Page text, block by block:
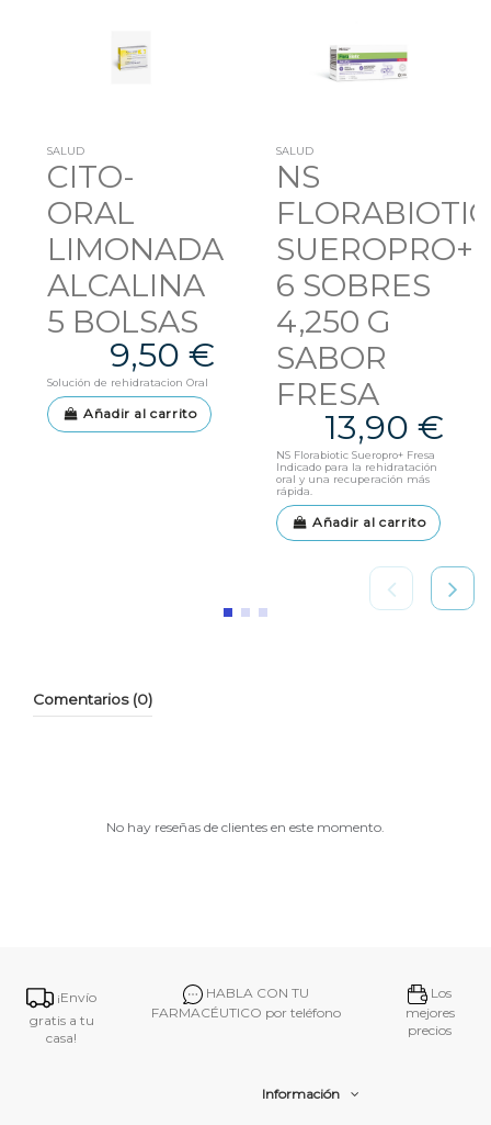
SALUD
CITO-
ORAL
LIMONADA
ALCALINA
5 BOLSAS
9,50 €
Solución de rehidratacion Oral
Añadir al carrito
SALUD
NS
FLORABIOTIC
SUEROPRO+
6 SOBRES
4,250 G
SABOR
FRESA
13,90 €
NS Florabiotic Sueropro+ Fresa
Indicado para la rehidratación
oral y una recuperación más
rápida.
Añadir al carrito
Comentarios (0)
No hay reseñas de clientes en este momento.
¡Envío
gratis a tu
casa!
HABLA CON TU
FARMACÉUTICO por teléfono
Los
mejores
precios
Información